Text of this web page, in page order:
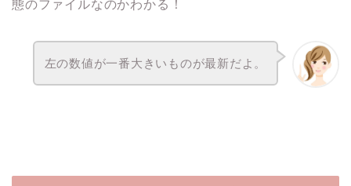
態のファイルなのかわかる！
左の数値が一番大きいものが最新だよ。